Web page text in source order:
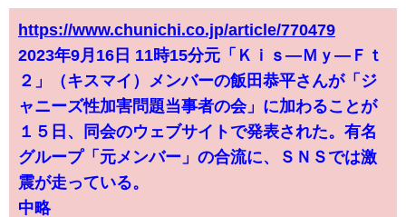
https://www.chunichi.co.jp/article/770479
2023年9月16日 11時15分元「Ｋｉｓ―Ｍｙ―Ｆｔ
２」（キスマイ）メンバーの飯田恭平さんが「ジ
ャニーズ性加害問題当事者の会」に加わることが
１５日、同会のウェブサイトで発表された。有名
グループ「元メンバー」の合流に、ＳＮＳでは激
震が走っている。
中略